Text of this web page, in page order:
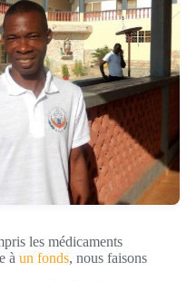
les médicaments
à un fonds, nous faisons